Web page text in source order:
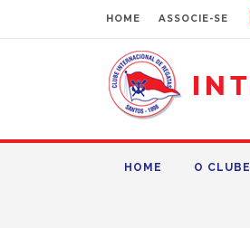
HOME ASSOCIE-SE
HOME O CLUBE